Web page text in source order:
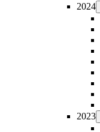
2024
2023